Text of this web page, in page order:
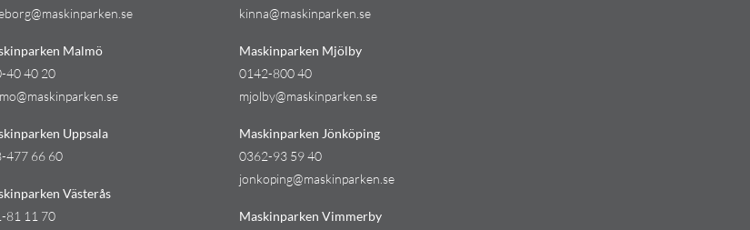
Malmö
40 40 20
Uppsala
477 66 60
Västerås
81 11 70
kinna@maskinparken.se
Maskinparken Mjölby
0142-800 40
mjolby@maskinparken.se
Maskinparken Jönköping
0362-93 59 40
jonkoping@maskinparken.se
Maskinparken Vimmerby